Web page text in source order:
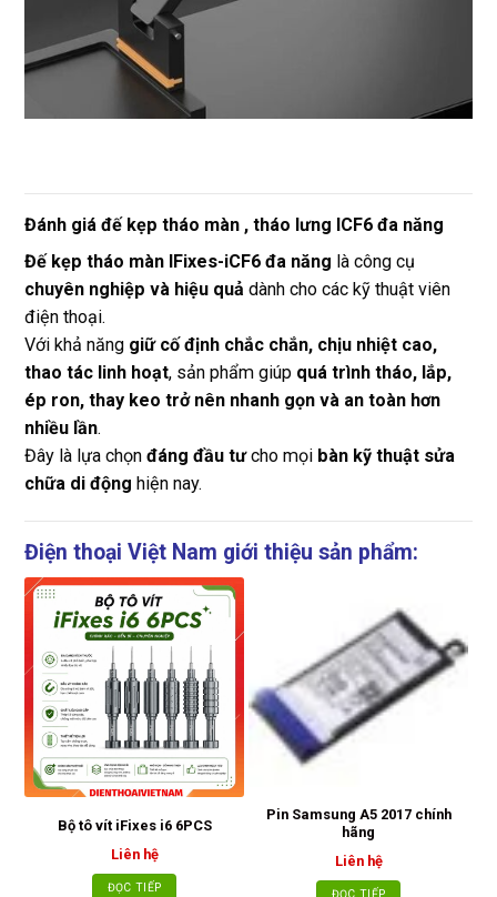
Đánh giá đế kẹp tháo màn , tháo lưng ICF6 đa năng
Đế kẹp tháo màn IFixes-iCF6 đa năng là công cụ
chuyên nghiệp và hiệu quả dành cho các kỹ thuật viên
điện thoại.
Với khả năng giữ cố định chắc chắn, chịu nhiệt cao,
thao tác linh hoạt, sản phẩm giúp quá trình tháo, lắp,
ép ron, thay keo trở nên nhanh gọn và an toàn hơn
nhiều lần.
Đây là lựa chọn đáng đầu tưcho mọi bàn kỹ thuật sửa
chữa di động hiện nay.
Điện thoại Việt Nam giới thiệu sản phẩm:
Bộ tô vít iFixes i6 6PCS
Liên hệ
ĐỌC TIẾP
Pin Samsung A5 2017 chính
hãng
Liên hệ
ĐỌC TIẾP